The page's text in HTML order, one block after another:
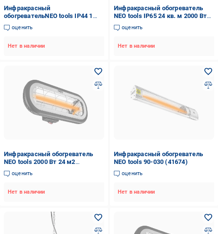
Инфракрасный
обогревательNEO tools IP44 1
кВт напольный (90-035)
оценить
Нет в наличии
Инфракрасный обогреватель
NEO tools IP65 24 кв. м 2000 Вт
11,5х46х19 см (FERC-90-032)
оценить
Нет в наличии
Инфракрасный обогреватель
NEO tools 2000 Вт 24 м2
11,5х46х19 см IP65 (30394929)
оценить
Нет в наличии
Инфракрасный обогреватель
NEO tools 90-030 (41674)
оценить
Нет в наличии